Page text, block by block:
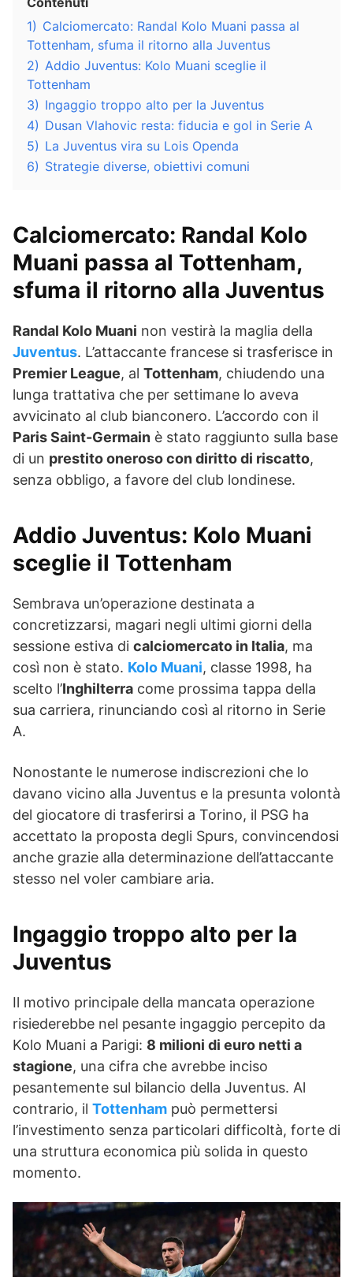
1) Calciomercato: Randal Kolo Muani passa al
Tottenham, sfuma il ritorno alla Juventus
2) Addio Juventus: Kolo Muani sceglie il
Tottenham
3) Ingaggio troppo alto per la Juventus
4) Dusan Vlahovic resta: fiducia e gol in Serie A
5) La Juventus vira su Lois Openda
6) Strategie diverse, obiettivi comuni
Calciomercato: Randal Kolo
Muani passa al Tottenham,
sfuma il ritorno alla Juventus
Randal Kolo Muani non vestirà la maglia della
Juventus. L’attaccante francese si trasferisce in
Premier League, al Tottenham, chiudendo una
lunga trattativa che per settimane lo aveva
avvicinato al club bianconero. L’accordo con il
Paris Saint-Germain è stato raggiunto sulla base
di un prestito oneroso con diritto di riscatto,
senza obbligo, a favore del club londinese.
Addio Juventus: Kolo Muani
sceglie il Tottenham
Sembrava un’operazione destinata a
concretizzarsi, magari negli ultimi giorni della
sessione estiva di calciomercato in Italia, ma
così non è stato. Kolo Muani, classe 1998, ha
scelto l’Inghilterra come prossima tappa della
sua carriera, rinunciando così al ritorno in Serie
A.
Nonostante le numerose indiscrezioni che lo
davano vicino alla Juventus e la presunta volontà
del giocatore di trasferirsi a Torino, il PSG ha
accettato la proposta degli Spurs, convincendosi
anche grazie alla determinazione dell’attaccante
stesso nel voler cambiare aria.
Ingaggio troppo alto per la
Juventus
Il motivo principale della mancata operazione
risiederebbe nel pesante ingaggio percepito da
Kolo Muani a Parigi: 8 milioni di euro netti a
stagione, una cifra che avrebbe inciso
pesantemente sul bilancio della Juventus. Al
contrario, il Tottenham può permettersi
l’investimento senza particolari difficoltà, forte di
una struttura economica più solida in questo
momento.